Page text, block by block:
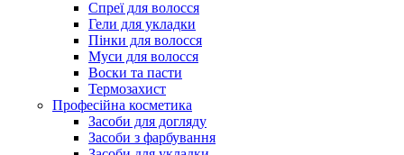
Спреї для волосся
Гели для укладки
Пінки для волосся
Муси для волосся
Воски та пасти
Термозахист
Професійна косметика
Засоби для догляду
Засоби з фарбування